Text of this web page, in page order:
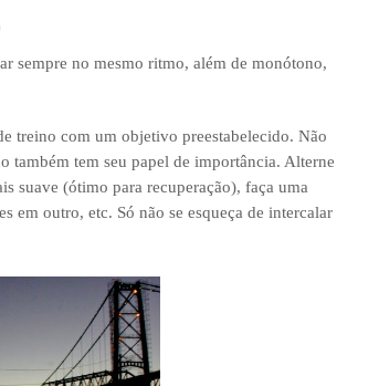
sempre no mesmo ritmo, além de monótono,
treino com um objetivo preestabelecido. Não
também tem seu papel de importância. Alterne
suave (ótimo para recuperação), faça uma
em outro, etc. Só não se esqueça de intercalar